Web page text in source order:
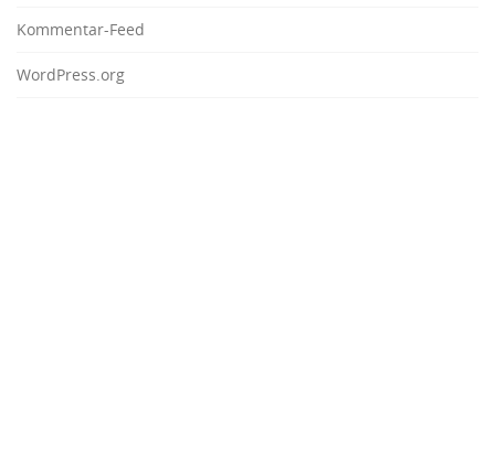
Kommentar-Feed
WordPress.org